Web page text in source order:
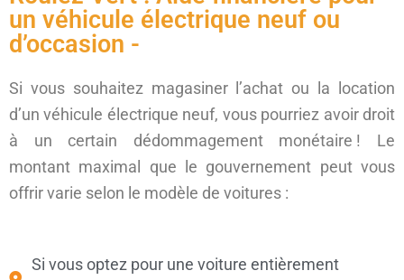
un véhicule électrique neuf ou
d’occasion -
Si vous souhaitez magasiner l’achat ou la location
d’un véhicule électrique neuf, vous pourriez avoir droit
à un certain dédommagement monétaire ! Le
montant maximal que le gouvernement peut vous
offrir varie selon le modèle de voitures :
Si vous optez pour une voiture entièrement